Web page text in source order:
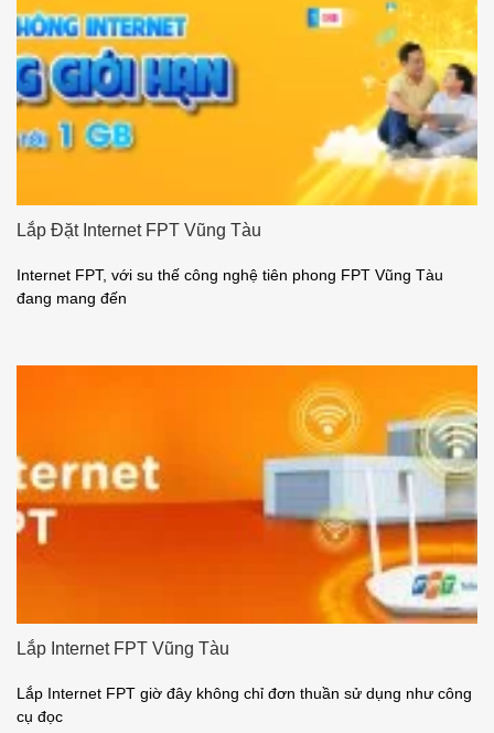
Lắp Đặt Internet FPT Vũng Tàu
Internet FPT, với su thế công nghệ tiên phong FPT Vũng Tàu
đang mang đến
Lắp Internet FPT Vũng Tàu
Lắp Internet FPT giờ đây không chỉ đơn thuần sử dụng như công
cụ đọc